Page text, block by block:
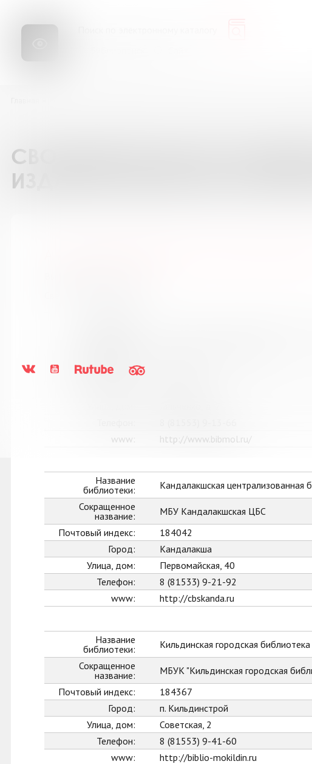
СВОДНЫЙ КАТАЛОГ
ИЗДАНИЯ БИБЛИОТЕК
Библиотечное объединение
Почтовый индекс:
www:
http://www.bibmol.ru/
Название
библиотеки:
Кандалакшская централизованная
Сокращенное
название:
МБУ Кандалакшская ЦБС
Почтовый индекс:
184042
Город:
Кандалакша
Улица, дом:
Первомайская, 40
Телефон:
8 (81533) 9-21-92
www:
http://cbskanda.ru
Название
библиотеки:
Кильдинская городская библиотека
Сокращенное
название:
МБУК "Кильдинская городская
Почтовый индекс:
184367
Город:
п. Кильдинстрой
Улица, дом:
Советская, 2
Телефон:
8 (81553) 9-41-60
www:
http://biblio-mokildin.ru